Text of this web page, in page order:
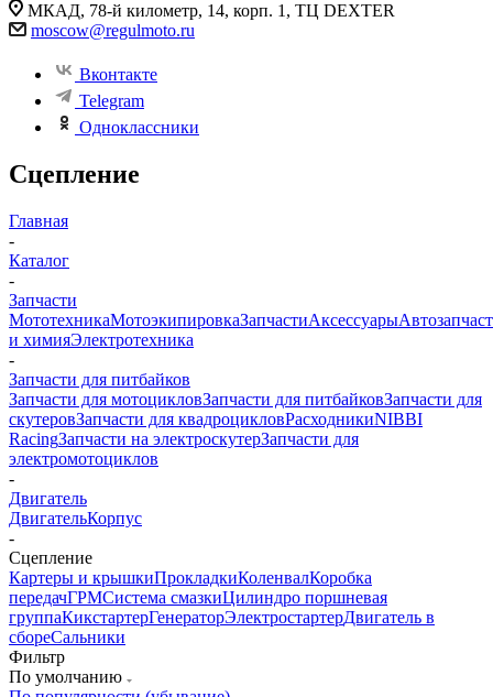
МКАД, 78-й километр, 14, корп. 1, ТЦ DEXTER
moscow@regulmoto.ru
Вконтакте
Telegram
Одноклассники
Сцепление
Главная
-
Каталог
-
Запчасти
МототехникаМотоэкипировкаЗапчастиАксессуары
и химияЭлектротехника
-
Запчасти для питбайков
Запчасти для мотоцикловЗапчасти для питбайковЗапчасти для
скутеровЗапчасти для квадроцикловРасходникиNIBBI
RacingЗапчасти на электроскутерЗапчасти для
электромотоциклов
-
Двигатель
ДвигательКорпус
-
Сцепление
Картеры и крышкиПрокладкиКоленвалКоробка
передачГРМСистема смазкиЦилиндро поршневая
группаКикстартерГенераторЭлектростартерДвигатель в
сбореСальники
Фильтр
По умолчанию